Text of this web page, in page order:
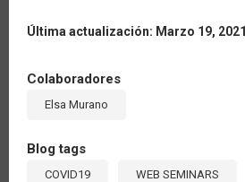
Última actualización: Marzo 19, 2021
Colaboradores
Elsa Murano
Blog tags
COVID19 WEB SEMINARS